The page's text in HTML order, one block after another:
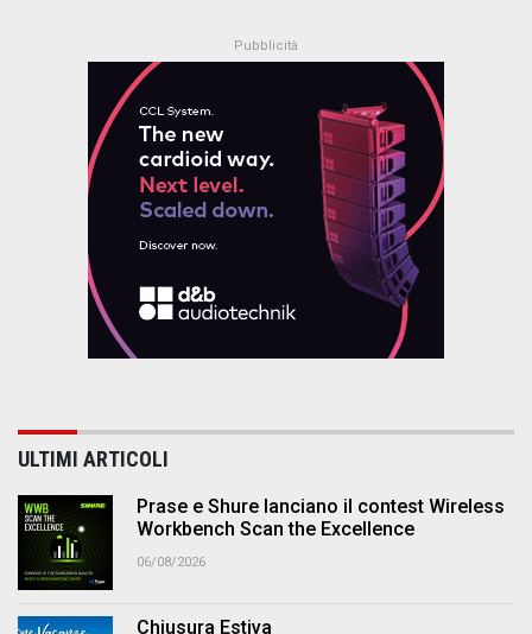
ULTIMI ARTICOLI
Prase e Shure lanciano il contest Wireless
Workbench Scan the Excellence
06/08/2026
Chiusura Estiva